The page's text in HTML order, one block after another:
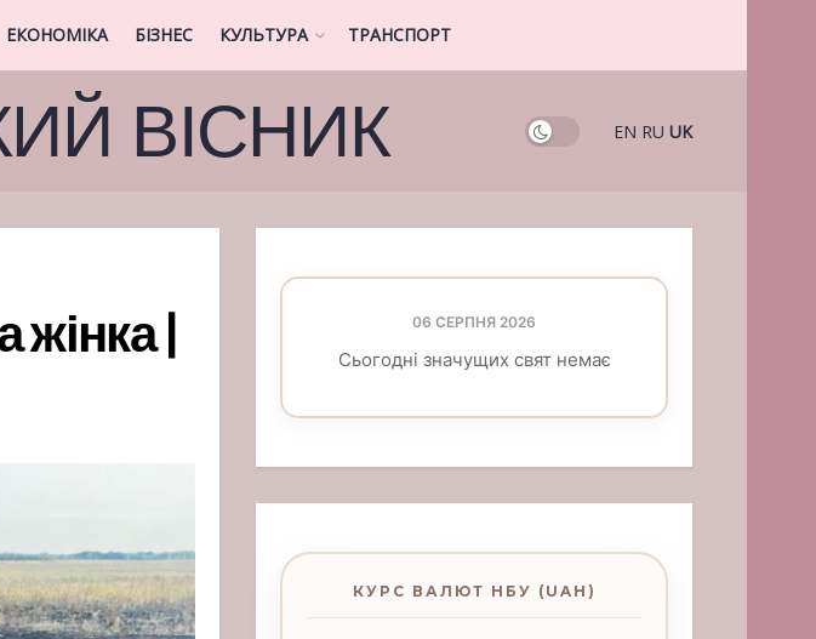
ЕКОНОМІКА БІЗНЕС КУЛЬТУРА ТРАНСПОРТ
ВІСНИК EN RU UK
жінка | 06 СЕРПНЯ 2026
Сьогодні значущих свят немає
КУРС ВАЛЮТ НБУ (UAH)